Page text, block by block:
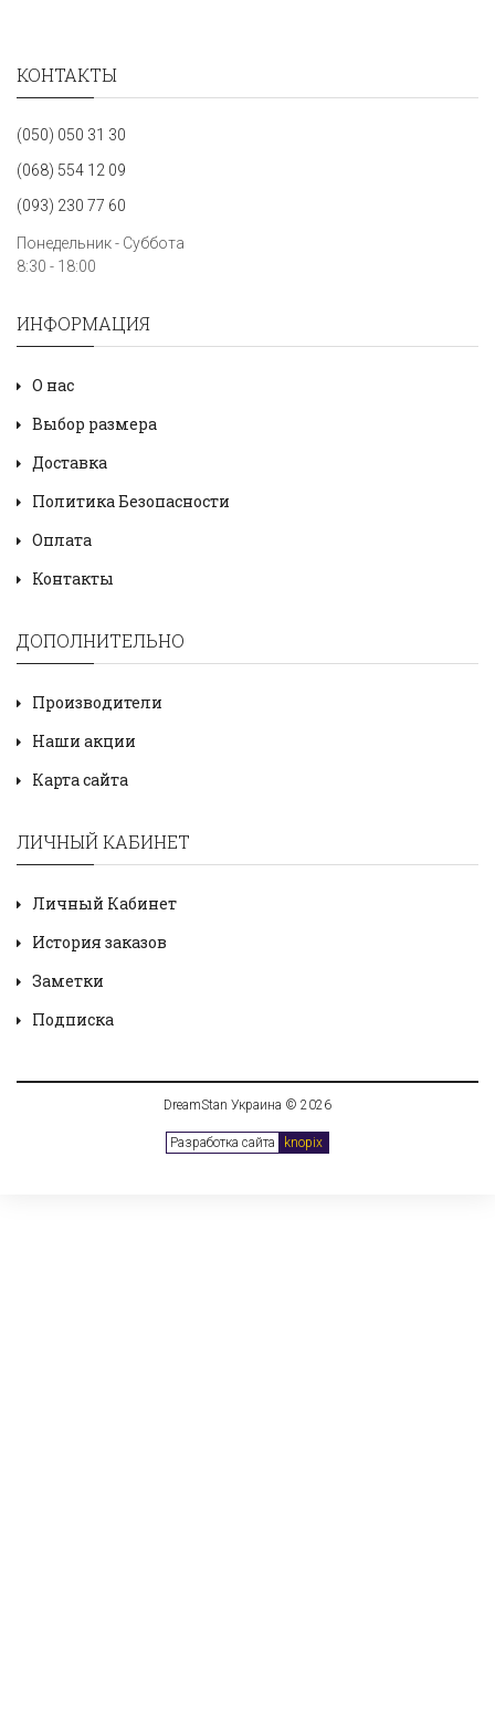
КОНТАКТЫ
(050) 050 31 30
(068) 554 12 09
(093) 230 77 60
Понедельник - Суббота
8:30 - 18:00
ИНФОРМАЦИЯ
О нас
Выбор размера
Доставка
Политика Безопасности
Оплата
Контакты
ДОПОЛНИТЕЛЬНО
Производители
Наши акции
Карта сайта
ЛИЧНЫЙ КАБИНЕТ
Личный Кабинет
История заказов
Заметки
Подписка
DreamStan Украина © 2026
Разработка сайта knopix